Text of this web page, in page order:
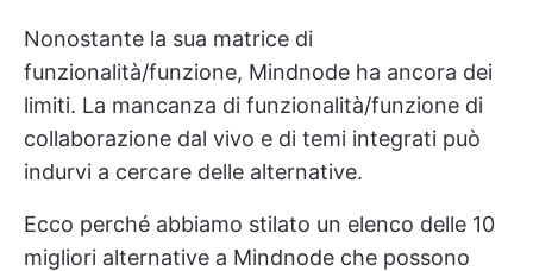
Nonostante la sua matrice di
funzionalità/funzione, Mindnode ha ancora dei
limiti. La mancanza di funzionalità/funzione di
collaborazione dal vivo e di temi integrati può
indurvi a cercare delle alternative.
Ecco perché abbiamo stilato un elenco delle 10
migliori alternative a Mindnode che possono